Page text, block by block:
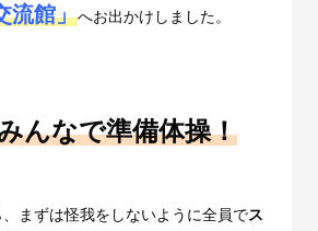
流館」へお出かけしました。
んなで準備体操！
まずは怪我をしないように全員でス